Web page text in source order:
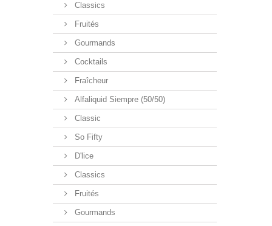
Classics
Fruités
Gourmands
Cocktails
Fraîcheur
Alfaliquid Siempre (50/50)
Classic
So Fifty
D'lice
Classics
Fruités
Gourmands